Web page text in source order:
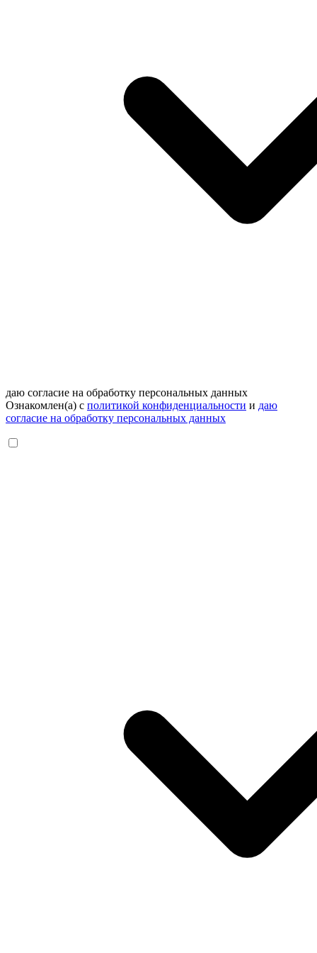
даю согласие на обработку персональных данных
Ознакомлен(а) с политикой конфиденциальности и даю
согласие на обработку персональных данных